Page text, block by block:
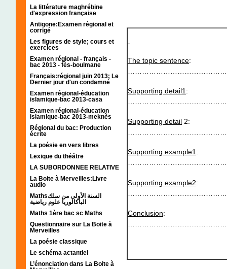
La littérature maghrébine
d'expression française
Antigone:Examen régional et
corrigé
Les figures de style; cours et
exercices
Examen régional - français -
bac 2013 - fès-boulmane
Français:régional juin 2013; Le
Dernier jour d'un condamné
Examen régional-éducation
islamique-bac 2013-casa
Examen régional-éducation
islamique-bac 2013-meknès
Régional du bac: Production
écrite
La poésie en vers libres
Lexique du théâtre
LA SUBORDONNEE RELATIVE
La Boite à Merveilles:Livre
audio
Mathsالسنة الأولى من سلك
الباكالوريا علوم رياضية
Maths 1ère bac sc Maths
Questionnaire sur La Boite à
Merveilles
La poésie classique
Le schéma actantiel
L’énonciation dans La Boite à
The topic sentence:
Supporting detail1 :
Supporting detail 2:
Supporting example1:
Supporting example2:
Conclusion: